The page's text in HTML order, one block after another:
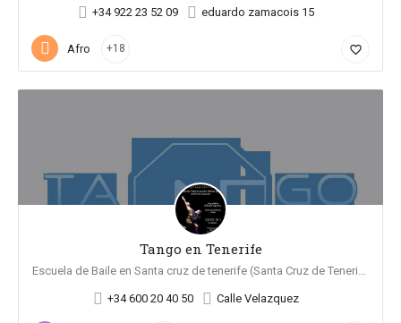
+34 922 23 52 09 eduardo zamacois 15
Afro +18 favorite_border
Tango en Tenerife
Escuela de Baile en Santa cruz de tenerife (Santa Cruz de Tenerife)
+34 600 20 40 50 Calle Velazquez